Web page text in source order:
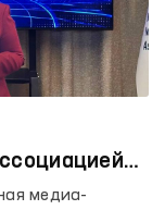
медиа-